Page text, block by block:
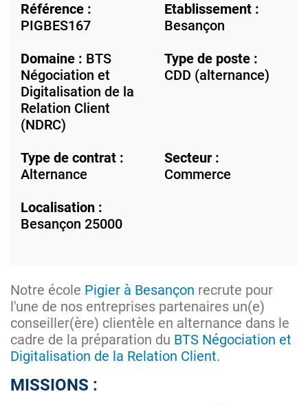
Référence :
PIGBES167
Etablissement :
Besançon
Domaine : BTS
Négociation et
Digitalisation de la
Relation Client
(NDRC)
Type de poste :
CDD (alternance)
Type de contrat :
Alternance
Secteur :
Commerce
Localisation :
Besançon 25000
Notre école Pigier à Besançon recrute pour
l'une de nos entreprises partenaires un(e)
conseiller(ère) clientèle en alternance dans le
cadre de la préparation du BTS Négociation et
Digitalisation de la Relation Client.
MISSIONS :